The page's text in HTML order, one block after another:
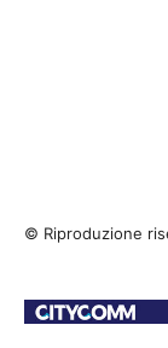
© Riproduzione